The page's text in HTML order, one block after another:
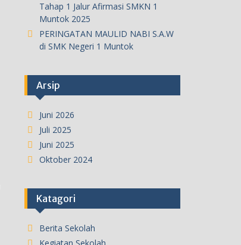
Tahap 1 Jalur Afirmasi SMKN 1
Muntok 2025
PERINGATAN MAULID NABI S.A.W
di SMK Negeri 1 Muntok
Arsip
Juni 2026
Juli 2025
Juni 2025
Oktober 2024
Katagori
Berita Sekolah